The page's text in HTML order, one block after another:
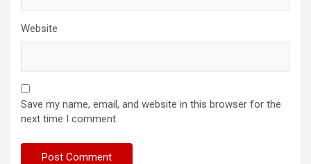
Website
Save my name, email, and website in this browser for the
next time I comment.